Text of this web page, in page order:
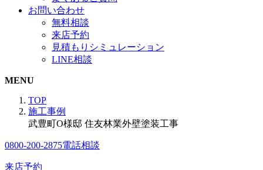
お問い合わせ
無料相談
来店予約
見積もりシミュレーション
LINE相談
MENU
TOP
施工事例
武豊町O様邸 住友林業外壁塗装工事
0800-200-2875電話相談
来店予約